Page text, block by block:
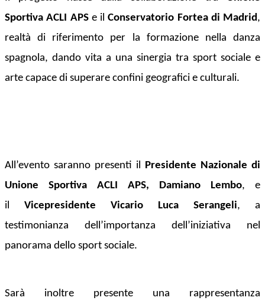
Sportiva ACLI APSe ilConservatorio Fortea di Madrid ,
realtà di riferimento per la formazione nella danza
spagnola, dando vita a una sinergia tra sport sociale e
arte capace di superare confini geografici e culturali.
All’evento saranno presenti il
Presidente Nazionale di
Unione Sportiva ACLI APS, Damiano Lembo, e
il Vicepresidente Vicario Luca Serangeli, a
testimonianza dell’importanza dell’iniziativa nel
panorama dello sport sociale.
Sarà inoltre presente una rappresentanza